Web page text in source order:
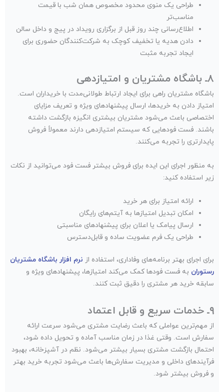
طراحی یک منوی محدود مخصوص همان شب با قیمت
مناسب‌تر
اطلاع‌رسانی چند روز قبل از برگزاری رویداد در پیج و داخل سالن
دادن هدیه یا تخفیف کوچک به شرکت‌کنندگان حضوری برای
ایجاد تجربه مثبت
۸ـ باشگاه مشتریان و امتیازدهی
باشگاه مشتریان راهی برای ایجاد ارتباط طولانی‌مدت با خریداران است.
امتیاز دادن به خریدها، ارسال پیشنهادهای ویژه و تعریف مزایای
اختصاصی باعث می‌شود مشتریان بیشتری انگیزه بازگشت داشته
باشند. فست فودهایی که سیستم امتیازدهی دارند معمولاً فروش
پایدارتری را تجربه می‌کنند.
به منظور اجرای این ایده برای فروش بیشتر فست فود می‌توانید از نکات
زیر استفاده کنید:
ارائه امتیاز برای هر خرید
امکان تبدیل امتیازها به آیتم‌های رایگان
ارسال پیامک یا اعلان برای پیشنهادهای مناسبتی
طراحی یک فرم عضویت ساده و قابل‌دسترس
برای اجرای بهتر برنامه‌های وفاداری، استفاده از نرم افزار باشگاه مشتریان
رستوران به فست فودها کمک می‌کند امتیازها، پیشنهادهای ویژه و
سابقه خرید هر مشتری را دقیق ثبت کنند.
۹ـ خدمات سریع و قابل اعتماد
از مهم‌ترین عواملی که باعث رضایت مشتری می‌شود سرعت ارائه
سفارش است. وقتی غذا در زمان مناسب آماده و تحویل داده شود،
احتمال بازگشت مشتری بسیار بیشتر می‌شود. نظم در آشپزخانه، بهبود
فرآیندهای داخلی و مدیریت سفارش‌ها باعث می‌شود تجربه خرید بهتر
و فروش بیشتر شود.